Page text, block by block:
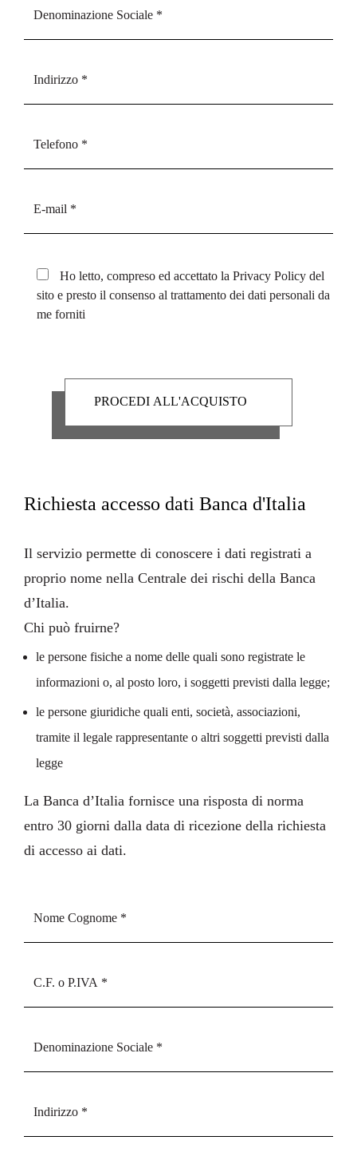
Ho letto, compreso ed accettato la Privacy Policy del
sito e presto il consenso al trattamento dei dati personali da
me forniti
Richiesta accesso dati Banca d'Italia
Il servizio permette di conoscere i dati registrati a
proprio nome nella Centrale dei rischi della Banca
d’Italia.
Chi può fruirne?
le persone fisiche a nome delle quali sono registrate le
informazioni o, al posto loro, i soggetti previsti dalla legge;
le persone giuridiche quali enti, società, associazioni,
tramite il legale rappresentante o altri soggetti previsti dalla
legge
La Banca d’Italia fornisce una risposta di norma
entro 30 giorni dalla data di ricezione della richiesta
di accesso ai dati.